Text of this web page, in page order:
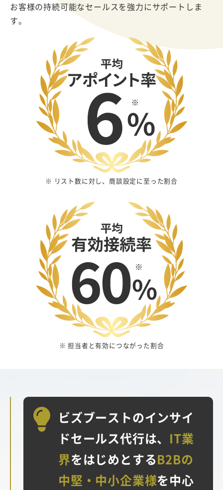
お客様の持続可能なセールスを強力にサポートしま
す。
※ リスト数に対し、商談設定に至った割合
※ 担当者と有効につながった割合
ビズブーストのインサイ
ドセールス代行は、 IT業
界をはじめとするB2Bの
中堅・中小企業様を中心